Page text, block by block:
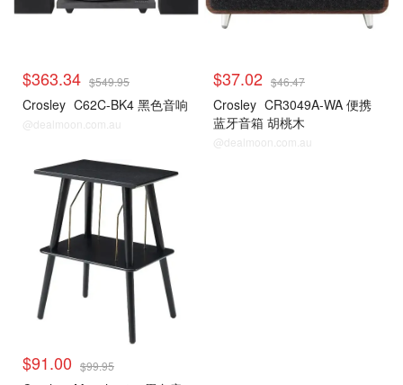
$363.34 $549.95
Crosley C62C-BK4 黑色音响
@dealmoon.com.au
$37.02 $46.47
Crosley CR3049A-WA 便携
蓝牙音箱 胡桃木
@dealmoon.com.au
$91.00 $99.95